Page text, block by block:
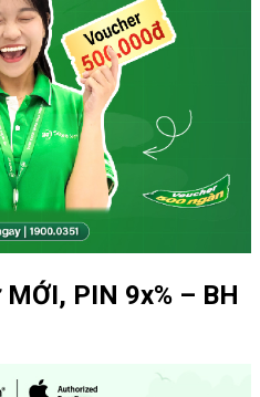
PIN 9x% – BH